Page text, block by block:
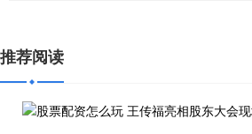
推荐阅读